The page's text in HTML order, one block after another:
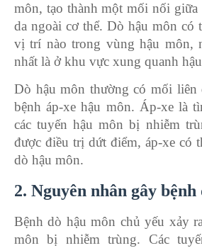
môn, tạo thành một mối nối
da ngoài cơ thể. Dò hậu môn có
vị trí nào trong vùng hậu môn,
nhất là ở khu vực xung quanh
Dò hậu môn thường có mối liên
bệnh áp-xe hậu môn. Áp-xe là
các tuyến hậu môn bị nhiễm
được điều trị dứt điểm, áp-xe có
dò hậu môn.
2. Nguyên nhân gây
Bệnh dò hậu môn chủ yếu xảy
môn bị nhiễm trùng. Các